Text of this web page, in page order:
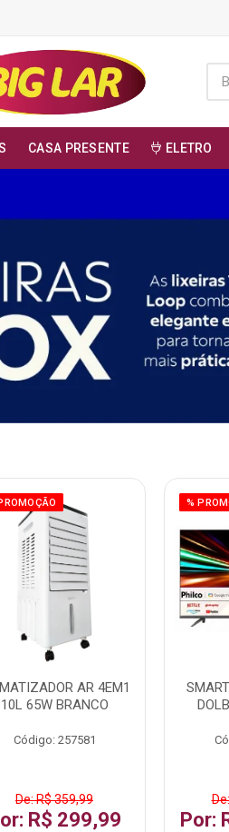
CASA PRESENTE ELETRO
AR 4EM1
10L 65W BRANCO
Código: 257581
De: R$ 359,99
R$ 299,99
%
Por: